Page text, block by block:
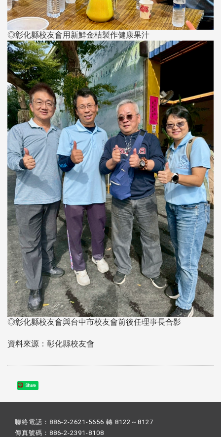
◎彰化縣校友會用新鮮金桔製作健康果汁
◎彰化縣校友會與台中市校友會前後任理事長合影
資料來源：彰化縣校友會
Share
聯絡電話：886-2-2621-5656 轉 8122～8127
傳真號碼：886-2-2391-8108